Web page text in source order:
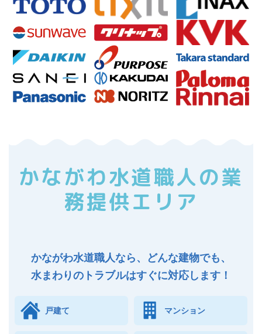
かながわ水道職人の業
務提供エリア
かながわ水道職人なら、どんな建物でも、
水まわりのトラブルはすぐに対応します！
戸建て マンション